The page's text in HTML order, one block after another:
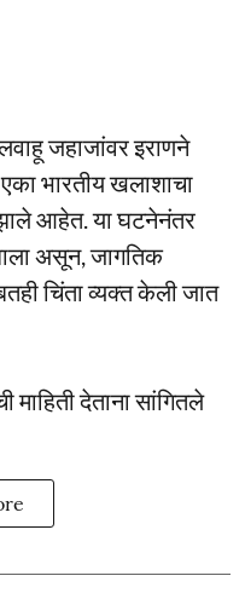
जहाजांवर इराणने
भारतीय खलाशाचा
आहेत. या घटनेनंतर
असून, जागतिक
चिंता व्यक्त केली जात
माहिती देताना सांगितले